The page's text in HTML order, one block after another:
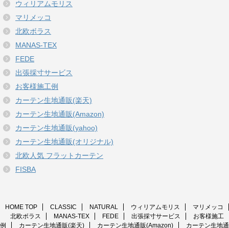
ウィリアムモリス
マリメッコ
北欧ボラス
MANAS-TEX
FEDE
出張採寸サービス
お客様施工例
カーテン生地通販(楽天)
カーテン生地通販(Amazon)
カーテン生地通販(yahoo)
カーテン生地通販(オリジナル)
北欧人気 フラットカーテン
FISBA
HOME TOP CLASSIC NATURAL ウィリアムモリス
マリメッコ
北欧ボラス
MANAS-TEX FEDE 出張採寸サービス
お客様施工
例
カーテン生地通販(楽天) カーテン生地通販(Amazon) カーテン生地通